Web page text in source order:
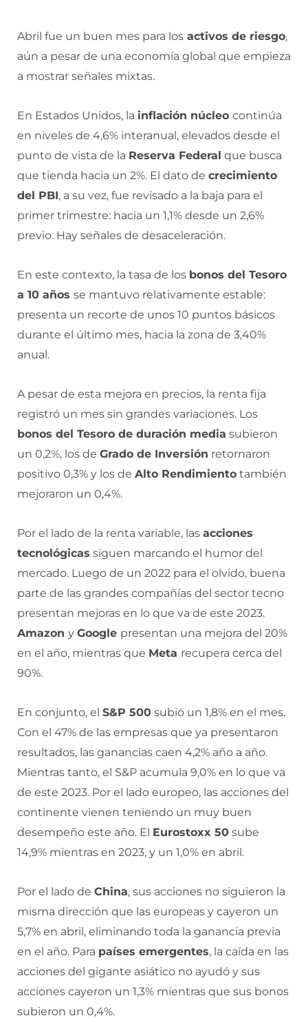
Abril fue un buen mes para los activos de riesgo,
aún a pesar de una economía global que empieza
a mostrar señales mixtas.
En Estados Unidos, la inflación núcleo continúa
en niveles de 4,6% interanual, elevados desde el
punto de vista de la Reserva Federal que busca
que tienda hacia un 2%. El dato de crecimiento
del PBI, a su vez, fue revisado a la baja para el
primer trimestre: hacia un 1,1% desde un 2,6%
previo. Hay señales de desaceleración.
En este contexto, la tasa de los bonos del Tesoro
a 10 años se mantuvo relativamente estable:
presenta un recorte de unos 10 puntos básicos
durante el último mes, hacia la zona de 3,40%
anual.
A pesar de esta mejora en precios, la renta fija
registró un mes sin grandes variaciones. Los
bonos del Tesoro de duración media subieron
un 0,2%, los de Grado de Inversión retornaron
positivo 0,3% y los de Alto Rendimiento también
mejoraron un 0,4%.
Por el lado de la renta variable, las acciones
tecnológicas siguen marcando el humor del
mercado. Luego de un 2022 para el olvido, buena
parte de las grandes compañías del sector tecno
presentan mejoras en lo que va de este 2023.
Amazon y Google presentan una mejora del 20%
en el año, mientras que Meta recupera cerca del
90%.
En conjunto, el S&P 500 subió un 1,8% en el mes.
Con el 47% de las empresas que ya presentaron
resultados, las ganancias caen 4,2% año a año.
Mientras tanto, el S&P acumula 9,0% en lo que va
de este 2023. Por el lado europeo, las acciones del
continente vienen teniendo un muy buen
desempeño este año. El Eurostoxx 50 sube
14,9% mientras en 2023, y un 1,0% en abril.
Por el lado de China, sus acciones no siguieron la
misma dirección que las europeas y cayeron un
5,7% en abril, eliminando toda la ganancia previa
en el año. Para países emergentes, la caída en las
acciones del gigante asiático no ayudó y sus
acciones cayeron un 1,3% mientras que sus bonos
subieron un 0,4%.